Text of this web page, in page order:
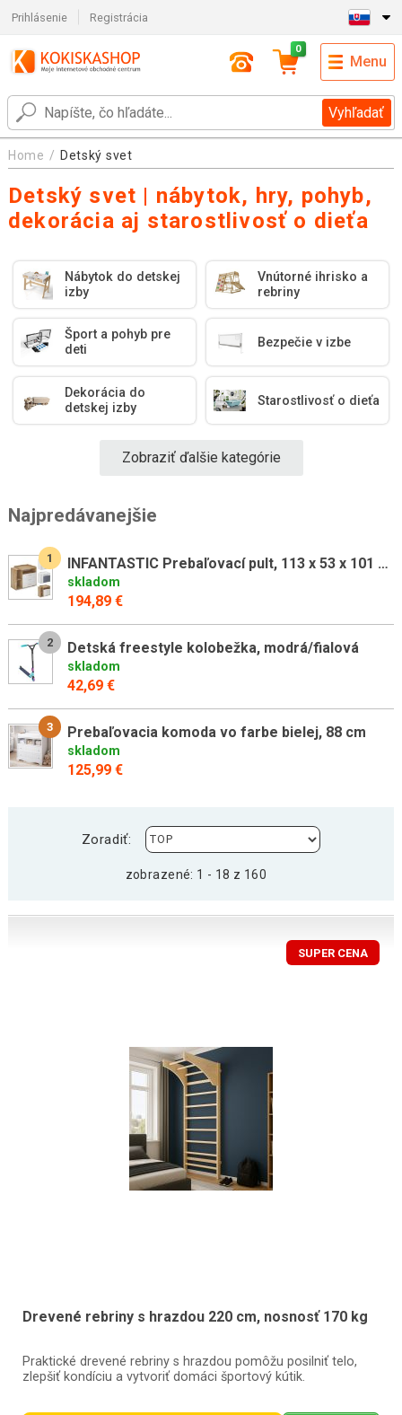
Prihlásenie Registrácia
Vyhľadať
0
Menu
Home Detský svet
Detský svet | nábytok, hry, pohyb,
dekorácia aj starostlivosť o dieťa
Nábytok do detskej
izby
Vnútorné ihrisko a
rebriny
Šport a pohyb pre
deti
Bezpečie v izbe
Dekorácia do
detskej izby
Starostlivosť o dieťa
Zobraziť ďalšie kategórie
Najpredávanejšie
1 INFANTASTIC Prebaľovací pult, 113 x 53 x 101 cm,biela-sonoma
skladom
194,89 €
2 Detská freestyle kolobežka, modrá/fialová
skladom
42,69 €
3 Prebaľovacia komoda vo farbe bielej, 88 cm
skladom
125,99 €
Zoradiť:
zobrazené: 1 - 18 z 160
SUPER CENA
Drevené rebriny s hrazdou 220 cm, nosnosť 170 kg
Praktické drevené rebriny s hrazdou pomôžu posilniť telo,
zlepšiť kondíciu a vytvoriť domáci športový kútik.